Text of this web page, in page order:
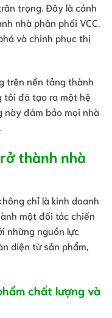
trọng. Đây là cánh
nhà phân phối VCC.
và chinh phục thị
trên nền tảng thành
tôi đã tạo ra một hệ
này đảm bảo mọi nhà
thành nhà
chỉ là kinh doanh
một đối tác chiến
những nguồn lực
diện từ sản phẩm,
chất lượng và